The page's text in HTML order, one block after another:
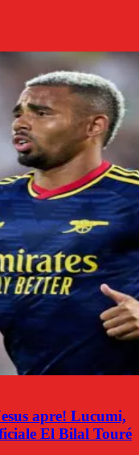
apre! Lucumi,
El Bilal Touré